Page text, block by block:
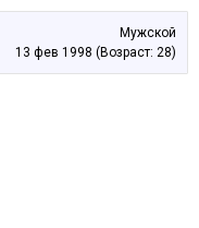
Мужской
13 фев 1998 (Возраст: 28)